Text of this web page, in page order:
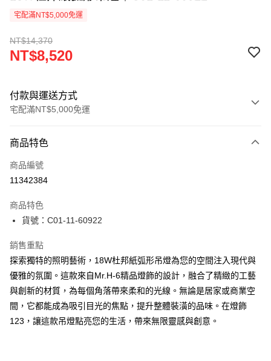
宅配滿NT$5,000免運
NT$14,370
NT$8,520
付款與運送方式
宅配滿NT$5,000免運
信用卡一次付款
LINE Pay
街口支付
悠遊付
Google Pay
全盈+PAY
AFTEE先享後付
相關說明
商品特色
商品編號
11342384
商品特色
貨號：C01-11-60922
銷售重點
探索獨特的照明藝術，18W杜邦紙弧形吊燈為您的空間注入現代與
優雅的氛圍。這款來自Mr.H-6精品燈飾的設計，融合了精緻的工藝
與創新的材質，為每個角落帶來柔和的光線。無論是居家或商業空
間，它都能成為吸引目光的焦點，提升整體裝潢的品味。在燈飾
123，讓這款吊燈點亮您的生活，帶來無限靈感與創意。